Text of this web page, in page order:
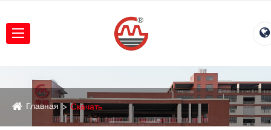
Главная Скачать